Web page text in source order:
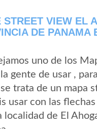
STREET VIEW EL
DE PANAMA
uno de los
gente de usar ,
trata de un mapa
usar con las flechas
localidad de El